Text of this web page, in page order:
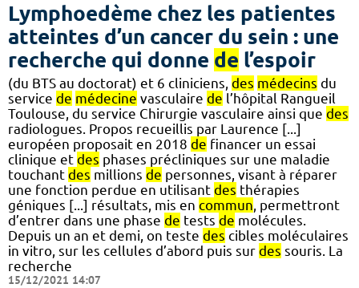
Lymphoedème chez les patientes
atteintes d’un cancer du sein : une
recherche qui donne de l’espoir
(du BTS au doctorat) et 6 cliniciens, des médecins du
service de médecine vasculaire de l’hôpital Rangueil
Toulouse, du service Chirurgie vasculaire ainsi que des
radiologues. Propos recueillis par Laurence [...]
européen proposait en 2018 de financer un essai
clinique et des phases précliniques sur une maladie
touchant des millions de personnes, visant à réparer
une fonction perdue en utilisant des thérapies
géniques [...] résultats, mis en commun, permettront
d’entrer dans une phase de tests de molécules.
Depuis un an et demi, on teste des cibles moléculaires
in vitro, sur les cellules d’abord puis sur des souris. La
recherche
15/12/2021 14:07